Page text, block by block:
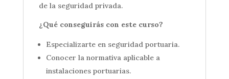
de la seguridad privada.
¿Qué conseguirás con este curso?
Especializarte en seguridad portuaria.
Conocer la normativa aplicable a
instalaciones portuarias.